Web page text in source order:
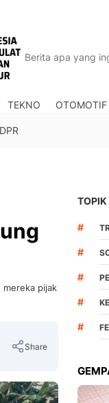
TEKNO OTOMOTIF
mereka pijak
Share
TOPIK
#
#
#
#
#